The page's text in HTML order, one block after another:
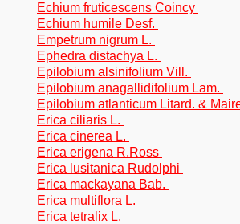
Echium fruticescens Coincy
Echium humile Desf.
Empetrum nigrum L.
Ephedra distachya L.
Epilobium alsinifolium Vill.
Epilobium anagallidifolium Lam.
Epilobium atlanticum Litard. &
Erica ciliaris L.
Erica cinerea L.
Erica erigena R.Ross
Erica lusitanica Rudolphi
Erica mackayana Bab.
Erica multiflora L.
Erica tetralix L.